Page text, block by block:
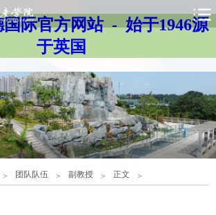
国际官方网站 - 始于1946源
于英国
> 团队队伍 > 副教授 > 正文 >